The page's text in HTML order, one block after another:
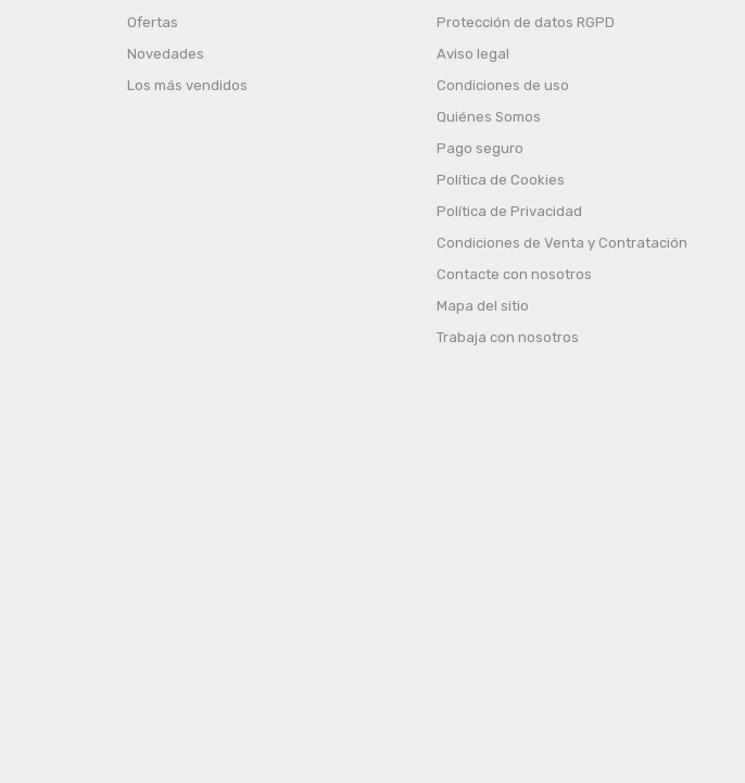
Ofertas
Novedades
Los más vendidos
Protección de datos RGPD
Aviso legal
Condiciones de uso
Quiénes Somos
Pago seguro
Política de Cookies
Política de Privacidad
Condiciones de Venta y Contratación
Contacte con nosotros
Mapa del sitio
Trabaja con nosotros